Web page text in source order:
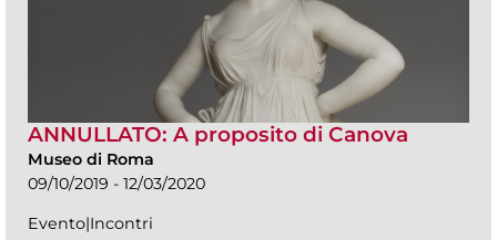
ANNULLATO: A proposito di Canova
Museo di Roma
09/10/2019 - 12/03/2020
Evento|Incontri